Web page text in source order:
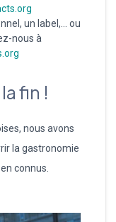
un label,… ou
nous à
fin !
nous avons
la gastronomie
connus.